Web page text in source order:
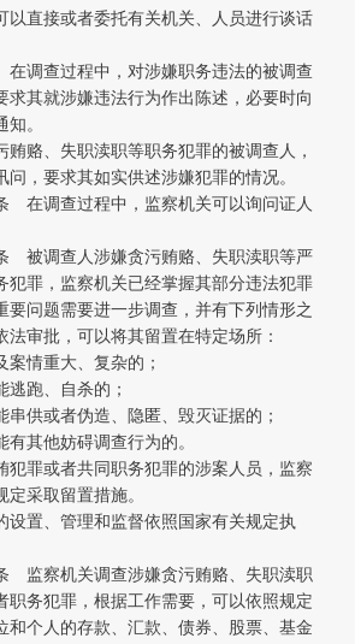
以直接或者委托有关机关、人员进行谈话
查过程中，对涉嫌职务违法的被调查
求其就涉嫌违法行为作出陈述，必要时向
。
赂、失职渎职等职务犯罪的被调查人，
问，要求其如实供述涉嫌犯罪的情况。
调查过程中，监察机关可以询问证人
调查人涉嫌贪污贿赂、失职渎职等严
犯罪，监察机关已经掌握其部分违法犯罪
要问题需要进一步调查，并有下列情形之
法审批，可以将其留置在特定场所：
情重大、复杂的；
跑、自杀的；
供或者伪造、隐匿、毁灭证据的；
其他妨碍调查行为的。
罪或者共同职务犯罪的涉案人员，监察
采取留置措施。
置、管理和监督依照国家有关规定执
察机关调查涉嫌贪污贿赂、失职渎职
职务犯罪，根据工作需要，可以依照规定
和个人的存款、汇款、债券、股票、基金